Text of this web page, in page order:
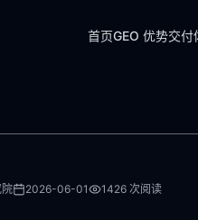
首页GEO 优势交付
2026-06-01 1426 次阅读